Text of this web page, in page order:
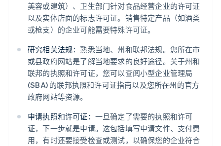
美容或建筑）、卫生部门针对食品经营企业的许可证
以及实体店面的标志许可证。销售特定产品（如酒类
或枪支）的企业可能需要特殊许可证。
研究相关法规：熟悉当地、州和联邦法规。您所在市
或县政府网站是了解当地要求的良好途径。关于州和
联邦的执照和许可证，您可以查阅小型企业管理局
(SBA) 的联邦执照和许可证指南以及您所在州的官方
政府网站等资源。
申请执照和许可证： 一旦确定了需要的执照和许可
证，下一步就是申请。这包括填写申请文件、支付费
用，有时还要接受检查或测试，以确保您的企业符合